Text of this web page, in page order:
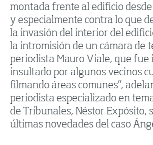
montada frente al edificio desde
y especialmente contra lo que
la invasión del interior del
la intromisión de un cámara de
periodista Mauro Viale, que fue
insultado por algunos vecinos
filmando áreas comunes”,
periodista especializado en
de Tribunales, Néstor Expósito,
últimas novedades del caso